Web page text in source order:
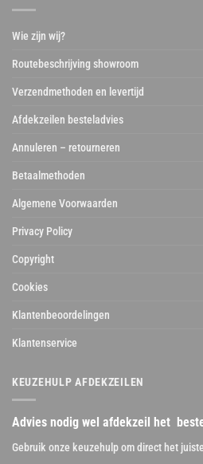
Wie zijn wij?
Routebeschrijving showroom
Verzendmethoden en levertijd
Afdekzeilen besteladvies
Annuleren – retourneren
Betaalmethoden
Algemene Voorwaarden
Privacy Policy
Copyright
Cookies
Klantenbeoordelingen
Klantenservice
KEUZEHULP AFDEKZEILEN
Advies nodig wel afdekzeil het
Gebruik onze keuzehulp om direct het